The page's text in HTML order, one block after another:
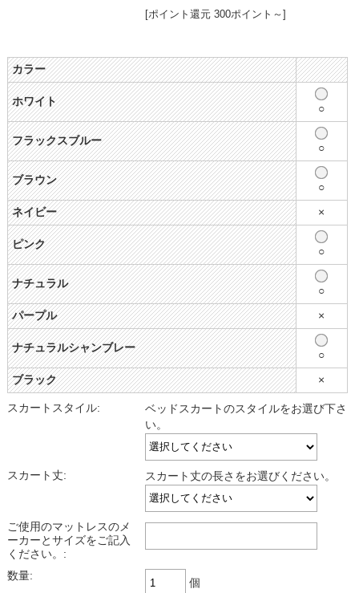
[ポイント還元 300ポイント～]
カラー
ホワイト
○
フラックスブルー
○
ブラウン
○
ネイビー ×
ピンク
○
ナチュラル
○
パープル ×
ナチュラルシャンブレー
○
ブラック ×
スカートスタイル:
ベッドスカートのスタイルをお選び下さ
い。
スカート丈: スカート丈の長さをお選びください。
ご使用のマットレスのメ
ーカーとサイズをご記入
ください。:
数量:
個